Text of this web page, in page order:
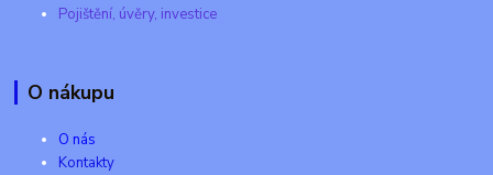
Pojištění, úvěry, investice
O nákupu
O nás
Kontakty